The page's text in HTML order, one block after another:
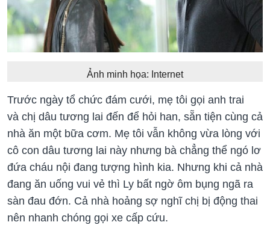
Ảnh minh họa: Internet
Trước ngày tổ chức đám cưới, mẹ tôi gọi anh trai
và chị dâu tương lai đến để hỏi han, sẵn tiện cùng cả
nhà ăn một bữa cơm. Mẹ tôi vẫn không vừa lòng với
cô con dâu tương lai này nhưng bà chẳng thể ngó lơ
đứa cháu nội đang tượng hình kia. Nhưng khi cả nhà
đang ăn uống vui vẻ thì Ly bất ngờ ôm bụng ngã ra
sàn đau đớn. Cả nhà hoảng sợ nghĩ chị bị động thai
nên nhanh chóng gọi xe cấp cứu.